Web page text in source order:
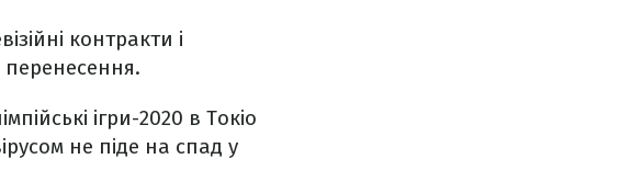
контракти і
перенесення.
ігри-2020 в Токіо
не піде на спад у